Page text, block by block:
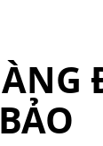
BẢO